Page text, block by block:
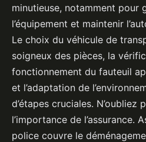
minutieuse, notamment pour
l’équipement et maintenir
Le choix du véhicule de
soigneux des pièces, la
fonctionnement du fauteuil
et l’adaptation de
d’étapes cruciales. N’oubliez
l’importance de l’assurance.
police couvre le